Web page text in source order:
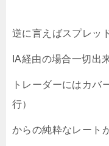
逆に言えばスプレッ
IA経由の場合一切出
トレーダーにはカバ
行）
からの純粋なレート